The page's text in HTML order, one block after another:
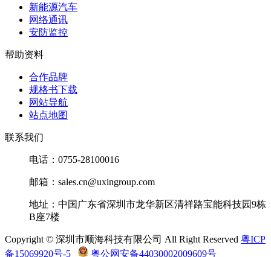
新能源汽车
网络通讯
安防监控
帮助资料
合作品牌
规格书下载
网站导航
站点地图
联系我们
电话：0755-28100016
邮箱：sales.cn@uxingroup.com
地址：中国广东省深圳市龙华新区清祥路宝能科技园9栋
B座7楼
Copyright © 深圳市顺海科技有限公司 All Right Reserved 粤ICP
备15069920号-5
粤公网安备44030002009609号